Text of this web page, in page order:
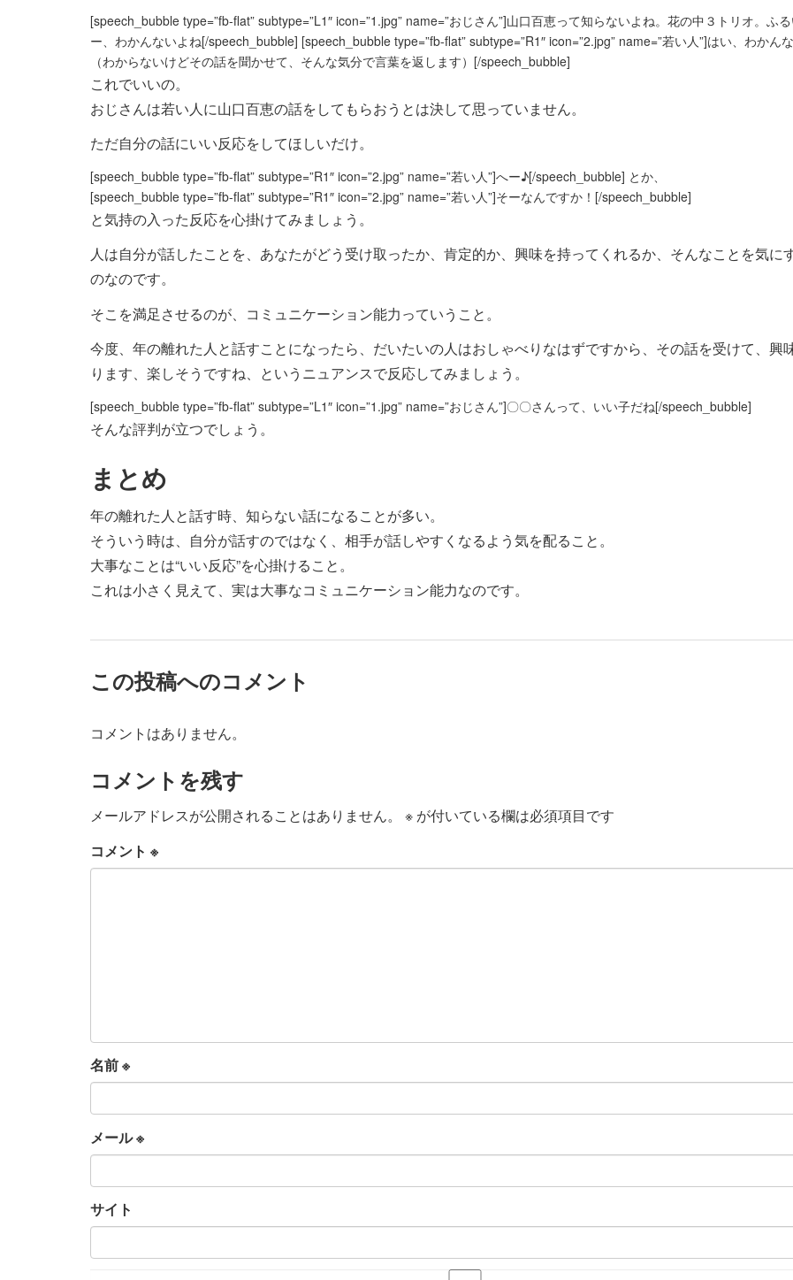
[speech_bubble type=”fb-flat” subtype=”L1″ icon=”1.jpg” name=”おじさん”]山口百恵って知らないよね。花の中３トリオ。ふ
ー、わかんないよね[/speech_bubble] [speech_bubble type=”fb-flat” subtype=”R1″ icon=”2.jpg” name=”若い人”]はい、わかん
（わからないけどその話を聞かせて、そんな気分で言葉を返します）[/speech_bubble]
これでいいの。
おじさんは若い人に山口百恵の話をしてもらおうとは決して思っていません。
ただ自分の話にいい反応をしてほしいだけ。
[speech_bubble type=”fb-flat” subtype=”R1″ icon=”2.jpg” name=”若い人”]へー♪[/speech_bubble] とか、
[speech_bubble type=”fb-flat” subtype=”R1″ icon=”2.jpg” name=”若い人”]そーなんですか！[/speech_bubble]
と気持の入った反応を心掛けてみましょう。
人は自分が話したことを、あなたがどう受け取ったか、肯定的か、興味を持ってくれるか、そんなことを気に
のなのです。
そこを満足させるのが、コミュニケーション能力っていうこと。
今度、年の離れた人と話すことになったら、だいたいの人はおしゃべりなはずですから、その話を受けて、興
ります、楽しそうですね、というニュアンスで反応してみましょう。
[speech_bubble type=”fb-flat” subtype=”L1″ icon=”1.jpg” name=”おじさん”]〇〇さんって、いい子だね[/speech_bubble]
そんな評判が立つでしょう。
まとめ
年の離れた人と話す時、知らない話になることが多い。
そういう時は、自分が話すのではなく、相手が話しやすくなるよう気を配ること。
大事なことは“いい反応”を心掛けること。
これは小さく見えて、実は大事なコミュニケーション能力なのです。
この投稿へのコメント
コメントはありません。
コメントを残す
メールアドレスが公開されることはありません。 ※ が付いている欄は必須項目です
コメント ※
名前※
メール※
サイト